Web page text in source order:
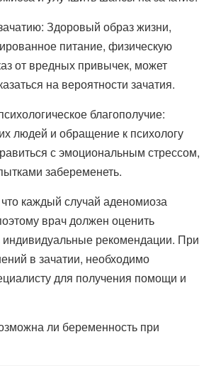
Здоровый образ жизни,
питание, физическую
от вредных привычек, может
на вероятности зачатия.
благополучие:
людей и обращение к психологу
с эмоциональным стрессом,
забеременеть.
каждый случай аденомиоза
врач должен оценить
индивидуальные рекомендации. При
в зачатии, необходимо
для получения помощи и
ли беременность при